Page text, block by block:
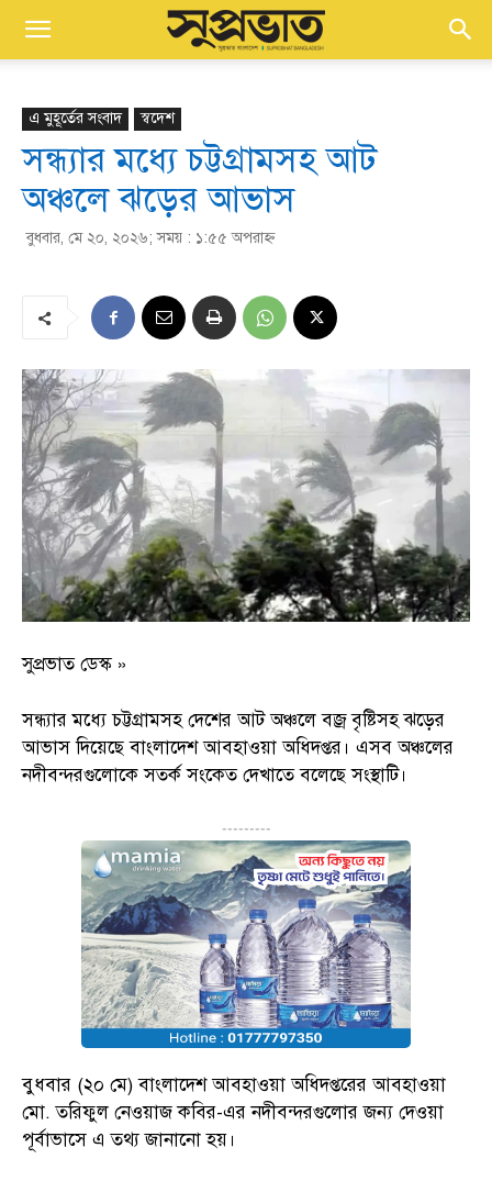
এ মুহূর্তের সংবাদ স্বদেশ
সন্ধ্যার মধ্যে চট্টগ্রামসহ আট
অঞ্চলে ঝড়ের আভাস
বুধবার, মে ২০, ২০২৬; সময় : ১:৫৫ অপরাহ্ণ
সুপ্রভাত ডেস্ক »
সন্ধ্যার মধ্যে চট্টগ্রামসহ দেশের আট অঞ্চলে বজ্র বৃষ্টিসহ ঝড়ের
আভাস দিয়েছে বাংলাদেশ আবহাওয়া অধিদপ্তর। এসব অঞ্চলের
নদীবন্দরগুলোকে সতর্ক সংকেত দেখাতে বলেছে সংস্থাটি।
---------
বুধবার (২০ মে) বাংলাদেশ আবহাওয়া অধিদপ্তরের আবহাওয়া
মো. তরিফুল নেওয়াজ কবির-এর নদীবন্দরগুলোর জন্য দেওয়া
পূর্বাভাসে এ তথ্য জানানো হয়।